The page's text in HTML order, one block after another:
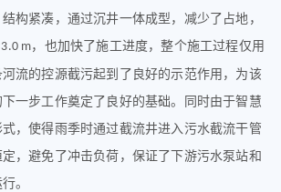
构紧凑，通过沉井一体成型，减少了占地，
3.0 m，也加快了施工进度，整个施工过程仅用
流的控源截污起到了良好的示范作用，为该
一步工作奠定了良好的基础。同时由于智慧
，使得雨季时通过截流井进入污水截流干管
，避免了冲击负荷，保证了下游污水泵站和
。